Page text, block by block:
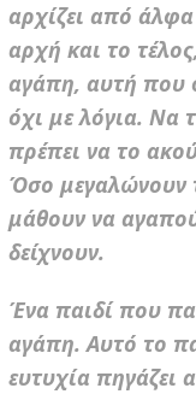
αρχίζει από
αρχή και το
αγάπη, αυτή που
όχι με λόγια. Να
πρέπει να το
Όσο μεγαλώνουν
μάθουν να
δείχνουν.
Ένα παιδί που
αγάπη. Αυτό το
ευτυχία πηγάζει